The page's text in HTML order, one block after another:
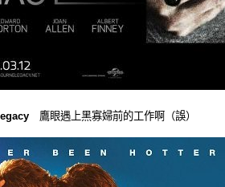
鷹眼遇上黑寡婦前的工作啊（誤）